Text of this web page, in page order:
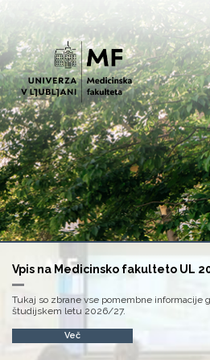
Vpis na Medicinsko fakulteto UL
Tukaj so zbrane vse pomembne informacije
študijskem letu 2026/27.
Več